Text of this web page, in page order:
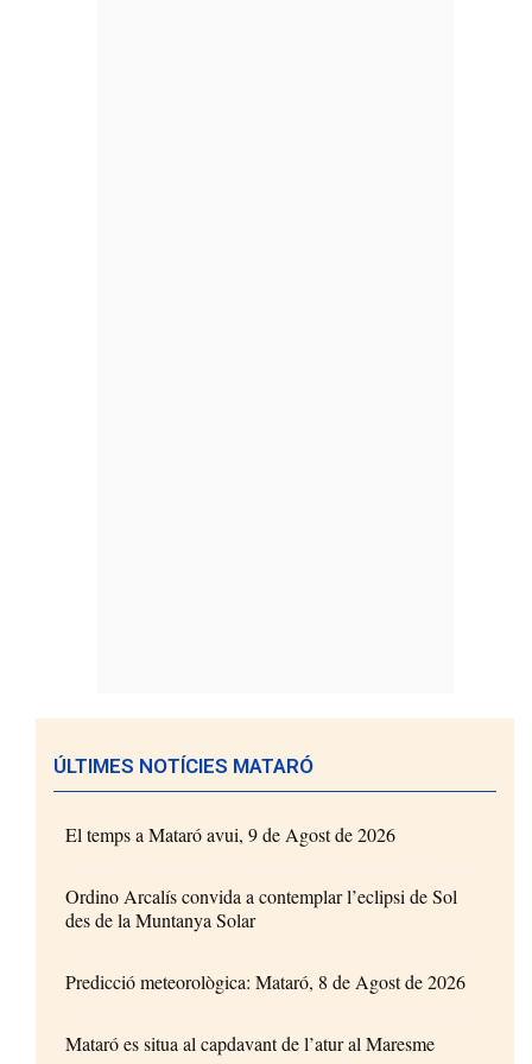
ÚLTIMES NOTÍCIES MATARÓ
El temps a Mataró avui, 9 de Agost de 2026
Ordino Arcalís convida a contemplar l’eclipsi de Sol
des de la Muntanya Solar
Predicció meteorològica: Mataró, 8 de Agost de 2026
Mataró es situa al capdavant de l’atur al Maresme